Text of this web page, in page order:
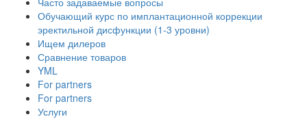
Обучающий курс по имплантационной коррекции
эректильной дисфункции (1-3 уровни)
Ищем дилеров
Сравнение товаров
YML
For partners
For partners
Услуги